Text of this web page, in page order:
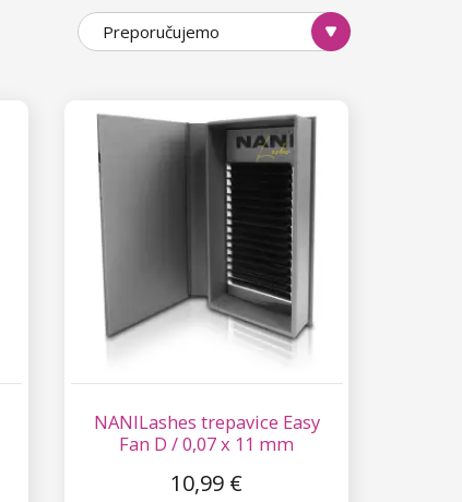
Preporučujemo
NANILashes trepavice Easy
Fan D / 0,07 x 11 mm
10,99 €